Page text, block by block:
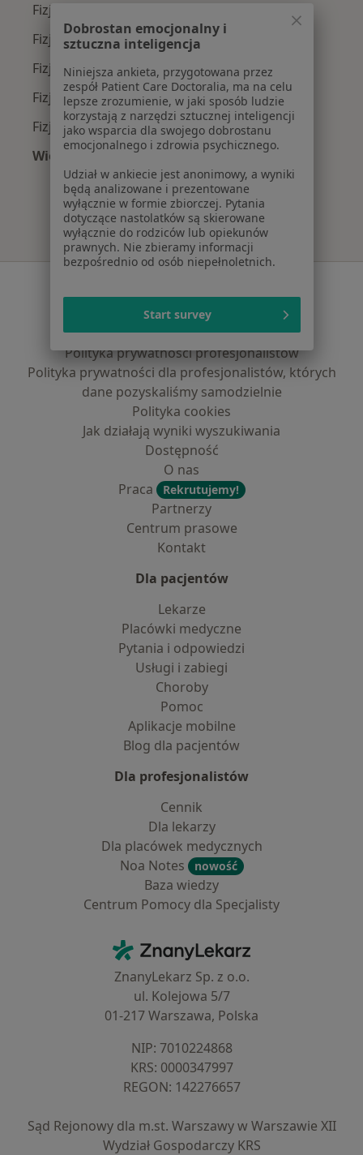
Fizjoterapeuci z Allianz w Poznaniu
Fizjoterapeuci z PZU Zdrowie w Poznaniu
Fizjoterapeuci z Enel-med w Poznaniu
Fizjoterapeuci z TELEMEDI w Poznaniu
Fizjoterapeuci z LUX MED w Poznaniu
Więcej (8)
Więcej w kategorii: Najpopularniejsze
Regulamin
Polityka prywatności pacjentów
Polityka prywatności profesjonalistów
Polityka prywatności dla profesjonalistów, których
dane pozyskaliśmy samodzielnie
Polityka cookies
Jak działają wyniki wyszukiwania
Dostępność
O nas
Praca
Rekrutujemy!
Partnerzy
Centrum prasowe
Kontakt
Dla pacjentów
Lekarze
Placówki medyczne
Pytania i odpowiedzi
Usługi i zabiegi
Choroby
Pomoc
Aplikacje mobilne
Blog dla pacjentów
Dla profesjonalistów
Cennik
Dla lekarzy
Dla placówek medycznych
Noa Notes
nowość
Baza wiedzy
Centrum Pomocy dla Specjalisty
ZnanyLekarz - Strona główna
ZnanyLekarz Sp. z o.o.
ul. Kolejowa 5/7
01-217 Warszawa, Polska
NIP: ⁠7010224868
KRS: ⁠0000347997
REGON: ⁠142276657
Sąd Rejonowy dla m.st. Warszawy w Warszawie XII
Wydział Gospodarczy KRS
Dobrostan emocjonalny i
sztuczna inteligencja
Niniejsza ankieta, przygotowana przez
zespół Patient Care Doctoralia, ma na celu
lepsze zrozumienie, w jaki sposób ludzie
korzystają z narzędzi sztucznej inteligencji
jako wsparcia dla swojego dobrostanu
emocjonalnego i zdrowia psychicznego.
Udział w ankiecie jest anonimowy, a wyniki
będą analizowane i prezentowane
wyłącznie w formie zbiorczej. Pytania
dotyczące nastolatków są skierowane
wyłącznie do rodziców lub opiekunów
prawnych. Nie zbieramy informacji
bezpośrednio od osób niepełnoletnich.
Start survey